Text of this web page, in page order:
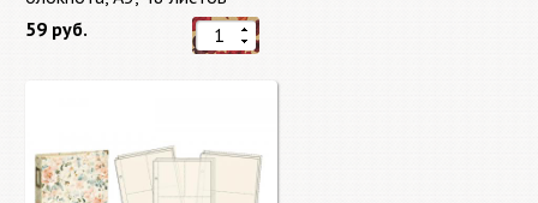
59 руб.